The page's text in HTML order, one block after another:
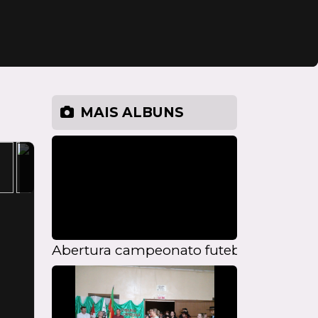
MAIS ALBUNS
Abertura campeonato futebol 7